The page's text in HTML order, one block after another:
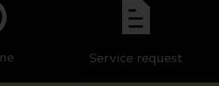
Service request